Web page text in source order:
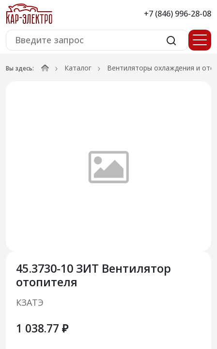
+7 (846) 996-28-08
Вы здесь: Каталог Вентиляторы охлаждения и
45.3730-10 ЗИТ Вентилятор
отопителя
КЗАТЭ
1 038.77 ₽